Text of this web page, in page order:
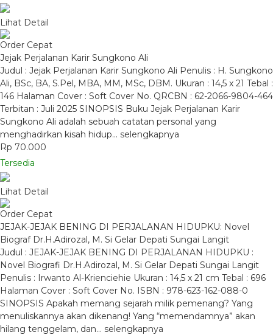
Lihat Detail
Order Cepat
Jejak Perjalanan Karir Sungkono Ali
Judul : Jejak Perjalanan Karir Sungkono Ali Penulis : H. Sungkono
Ali, BSc, BA, S.Pel, MBA, MM, MSc, DBM. Ukuran : 14,5 x 21 Tebal :
146 Halaman Cover : Soft Cover No. QRCBN : 62-2066-9804-464
Terbitan : Juli 2025 SINOPSIS Buku Jejak Perjalanan Karir
Sungkono Ali adalah sebuah catatan personal yang
menghadirkan kisah hidup… selengkapnya
Rp 70.000
Tersedia
Lihat Detail
Order Cepat
JEJAK-JEJAK BENING DI PERJALANAN HIDUPKU: Novel
Biograf Dr.H.Adirozal, M. Si Gelar Depati Sungai Langit
Judul : JEJAK-JEJAK BENING DI PERJALANAN HIDUPKU :
Novel Biografi Dr.H.Adirozal, M. Si Gelar Depati Sungai Langit
Penulis : Irwanto Al-Krienciehie Ukuran : 14,5 x 21 cm Tebal : 696
Halaman Cover : Soft Cover No. ISBN : 978-623-162-088-0
SINOPSIS Apakah memang sejarah milik pemenang? Yang
menuliskannya akan dikenang! Yang “memendamnya” akan
hilang tenggelam, dan… selengkapnya